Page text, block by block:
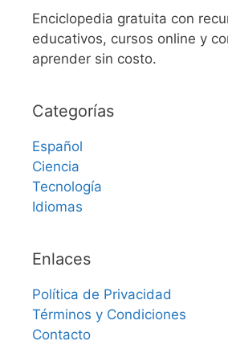
Enciclopedia gratuita con
educativos, cursos online y
aprender sin costo.
Categorías
Español
Ciencia
Tecnología
Idiomas
Enlaces
Política de Privacidad
Términos y Condiciones
Contacto